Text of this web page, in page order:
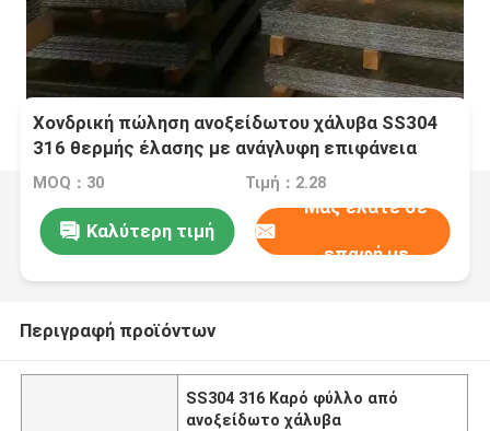
Χονδρική πώληση ανοξείδωτου χάλυβα SS304
316 θερμής έλασης με ανάγλυφη επιφάνεια
MOQ：30 Τιμή：2.28
Καλύτερη τιμή
Μας ελάτε σε
επαφή με
Περιγραφή προϊόντων
SS304 316 Καρό φύλλο από
ανοξείδωτο χάλυβα